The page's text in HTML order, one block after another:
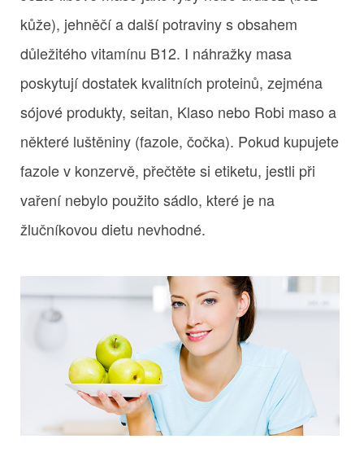
kůže), jehněčí a další potraviny s obsahem
důležitého vitamínu B12. I náhražky masa
poskytují dostatek kvalitních proteinů, zejména
sójové produkty, seitan, Klaso nebo Robi maso a
některé luštěniny (fazole, čočka). Pokud kupujete
fazole v konzervě, přečtěte si etiketu, jestli při
vaření nebylo použito sádlo, které je na
žlučníkovou dietu nevhodné.